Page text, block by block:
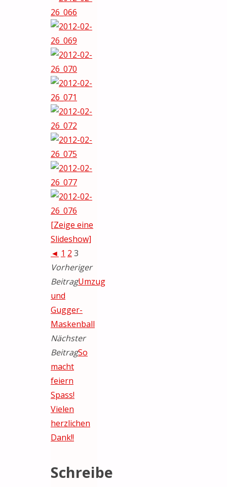
[Zeige eine
Slideshow]
◄ 1 2 3
Vorheriger
BeitragUmzug
und
Gugger-
Maskenball
Nächster
BeitragSo
macht
feiern
Spass!
Vielen
herzlichen
Dank!!
Schreibe